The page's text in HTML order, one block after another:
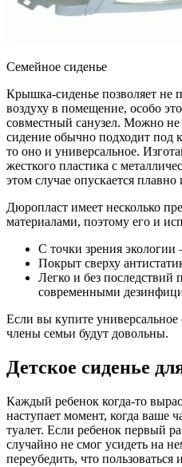
Семейное сиденье
Крышка-сиденье позволяет не
воздуху в помещение, особо
совместный санузел. Можно не
сидение обычно подходит под
то оно и универсальное.
жесткого пластика с
этом случае опускается
Дюропласт имеет несколько
материалами, поэтому его и
С точки зрения
Покрыт сверху
Легко и без последствий
современными
Если вы купите универсальное
члены семьи будут довольны.
Детское сиденье
Каждый ребенок когда-то
наступает момент, когда ваше
туалет. Если ребенок первый
случайно не смог усидеть на
переубедить, что